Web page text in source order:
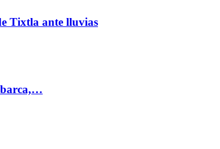
Tixtla ante lluvias